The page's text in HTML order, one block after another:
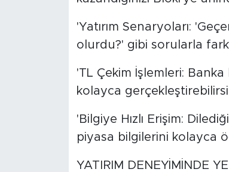
'Yatırım Senaryoları:
olurdu?' gibi sorularla
'TL Çekim İşlemleri: Banka
kolayca
'Bilgiye Hızlı Erişim:
piyasa bilgilerini kolayca
YATIRIM DENEYİMİNDE